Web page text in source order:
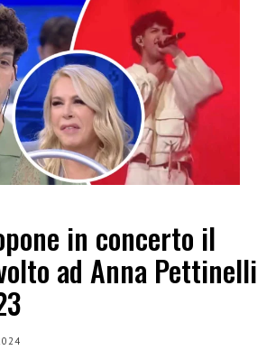
in concerto il
ad Anna Pettinelli